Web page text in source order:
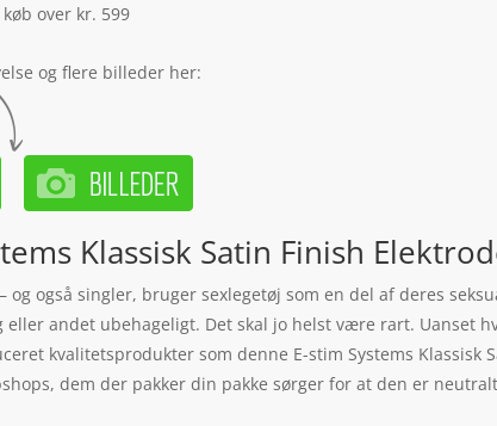
over kr. 599
og flere billeder her:
Klassisk Satin Finish
og også singler, bruger sexlegetøj som en del af deres
andet ubehageligt. Det skal jo helst være rart. Uanset
kvalitetsprodukter som denne E-stim Systems Klassisk
dem der pakker din pakke sørger for at den er